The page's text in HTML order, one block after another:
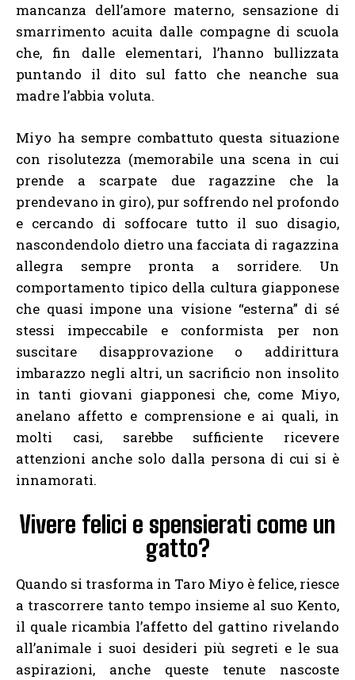
mancanza dell’amore materno, sensazione di
smarrimento acuita dalle compagne di scuola
che, fin dalle elementari, l’hanno bullizzata
puntando il dito sul fatto che neanche sua
madre l’abbia voluta.
Miyo ha sempre combattuto questa situazione
con risolutezza (memorabile una scena in cui
prende a scarpate due ragazzine che la
prendevano in giro), pur soffrendo nel profondo
e cercando di soffocare tutto il suo disagio,
nascondendolo dietro una facciata di ragazzina
allegra sempre pronta a sorridere. Un
comportamento tipico della cultura giapponese
che quasi impone una visione “esterna” di sé
stessi impeccabile e conformista per non
suscitare disapprovazione o addirittura
imbarazzo negli altri, un sacrificio non insolito
in tanti giovani giapponesi che, come Miyo,
anelano affetto e comprensione e ai quali, in
molti casi, sarebbe sufficiente ricevere
attenzioni anche solo dalla persona di cui si è
innamorati.
Vivere felici e spensierati come un
gatto?
Quando si trasforma in Taro Miyo è felice, riesce
a trascorrere tanto tempo insieme al suo Kento,
il quale ricambia l’affetto del gattino rivelando
all’animale i suoi desideri più segreti e le sua
aspirazioni, anche queste tenute nascoste